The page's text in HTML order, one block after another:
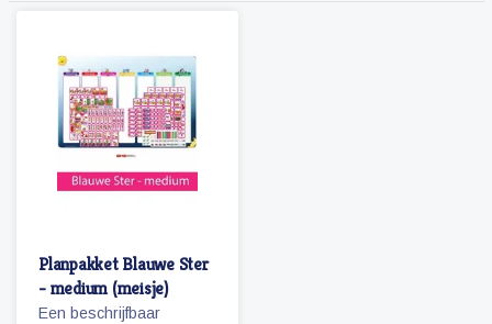
Planpakket Blauwe Ster
- medium (meisje)
Een beschrijfbaar